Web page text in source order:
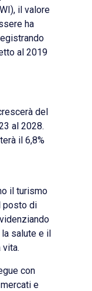
il valore
ha
al 2019
del
al 2028.
il 6,8%
il turismo
posto di
salute e il
con
e